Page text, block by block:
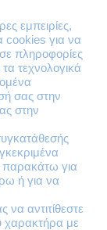
εμπειρίες,
cookies για να
πληροφορίες
τεχνολογικά
σας στην
στην
παρακάτω για
ή για να
αντιτίθεστε
χαρακτήρα με